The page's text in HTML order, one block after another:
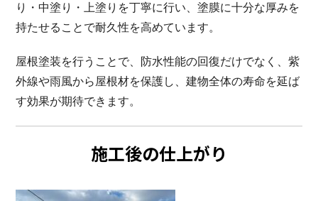
り・中塗り・上塗りを丁寧に行い、塗膜に十分な厚みを
持たせることで耐久性を高めています。
屋根塗装を行うことで、防水性能の回復だけでなく、紫
外線や雨風から屋根材を保護し、建物全体の寿命を延ば
す効果が期待できます。
施工後の仕上がり